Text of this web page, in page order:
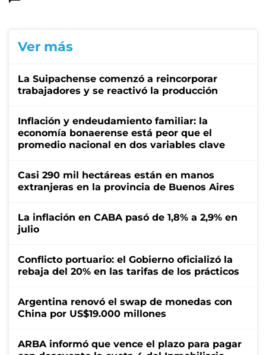
Ver más
La Suipachense comenzó a reincorporar
trabajadores y se reactivó la producción
Inflación y endeudamiento familiar: la
economía bonaerense está peor que el
promedio nacional en dos variables clave
Casi 290 mil hectáreas están en manos
extranjeras en la provincia de Buenos Aires
La inflación en CABA pasó de 1,8% a 2,9% en
julio
Conflicto portuario: el Gobierno oficializó la
rebaja del 20% en las tarifas de los prácticos
Argentina renovó el swap de monedas con
China por US$19.000 millones
ARBA informó que vence el plazo para pagar